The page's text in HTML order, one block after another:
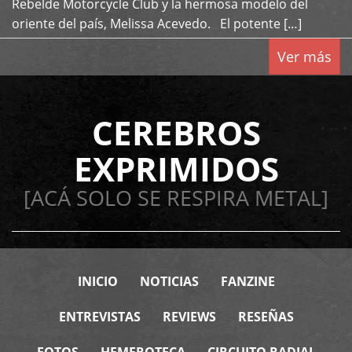
Rebelde Motorcycle Club y la hermosa modelo del
oriente del país, Melissa Acevedo. El potente […]
Ver más
CEREBROS
EXPRIMIDOS
[ACÁ SOLO SE RESPIRA METAL]
INICIO NOTICIAS FANZINE
ENTREVISTAS REVIEWS RESEÑAS